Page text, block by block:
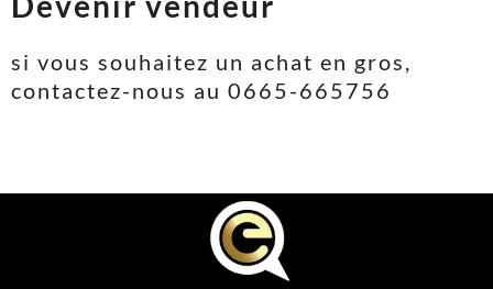
si vous souhaitez un achat en gros,
contactez-nous au 0665-665756